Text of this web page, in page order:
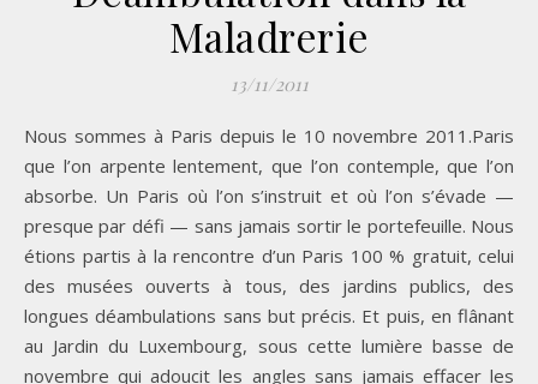
Maladrerie
13/11/2011
Nous sommes à Paris depuis le 10 novembre 2011.Paris
que l’on arpente lentement, que l’on contemple, que l’on
absorbe. Un Paris où l’on s’instruit et où l’on s’évade —
presque par défi — sans jamais sortir le portefeuille. Nous
étions partis à la rencontre d’un Paris 100 % gratuit, celui
des musées ouverts à tous, des jardins publics, des
longues déambulations sans but précis. Et puis, en flânant
au Jardin du Luxembourg, sous cette lumière basse de
novembre qui adoucit les angles sans jamais effacer les